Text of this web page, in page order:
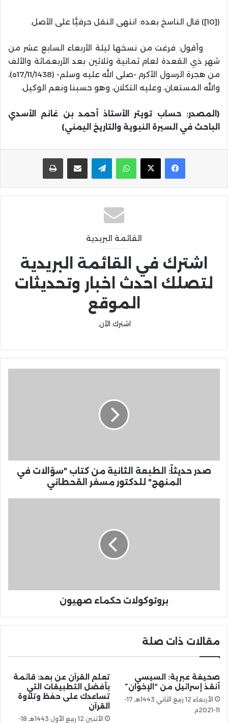
([10]) قال الناسخ بعده: انتهى النقل حرفيًّا على الأصل.
وأقول: فرغت من نسخها ليلة الأربعاء السابع عشر من
شهر ذي القعدة لعام ثمانية وثلاثين بعد الأربعمائة والألف
من هجرة الرسول الأكرم -صلى الله عليه وسلم- (17/11/1438ه)،
والله المستعان، وعليه التكلان، وهو حسبنا ونعم الوكيل.
(المصدر: حساب تويتر الأستاذ أحمد بن غانم الأسدي
الباحث في السيرة النبوية والتاريخ اليمني)
واتساب تيلقرام مشاركة عبر البريد
القائمة البريدية
اشترك في القائمة البريدية
لتصلك احدث اخبار وتحديثات
الموقع
اشترك الآن.
صدر حديثاً: الطبعة الثانية من كتاب "سؤالات في
المنهج" للدكتور مسفر القحطاني
بروتوكولات حكماء صهيون
مقالات ذات صلة
صحيفة عبرية: السيسي
أنقذ إسرائيل من “الإخوان”
الأربعاء 12 ربيع الثاني 1443هـ 17-
11-2021م
تعلم القرآن عن بعد: قائمة
بأفضل التطبيقات التي
تساعدك على حفظ وتلاوة
القرآن
الأثنين 12 ربيع الأول 1443هـ 18-